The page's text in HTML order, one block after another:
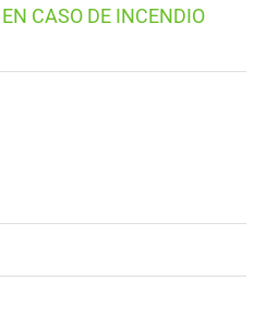
CASO DE INCENDIO